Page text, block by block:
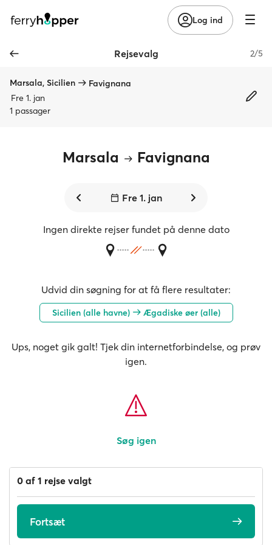
Log ind
Rejsevalg 2/5
Marsala, Sicilien
Favignana
Fre 1. jan
1 passager
Marsala Favignana
Fre 1. jan
Ingen direkte rejser fundet på denne dato
Udvid din søgning for at få flere resultater:
Sicilien (alle havne) Ægadiske øer (alle)
Ups, noget gik galt! Tjek din internetforbindelse, og prøv
igen.
Søg igen
0 af 1 rejse valgt
Fortsæt